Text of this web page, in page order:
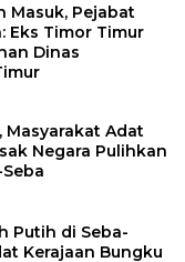
Masuk, Pejabat
Eks Timor Timur
Dinas
Masyarakat Adat
Negara Pulihkan
Putih di Seba-
Kerajaan Bungku